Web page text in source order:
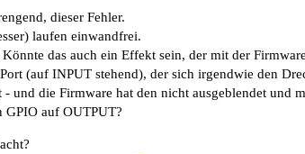
dieser Fehler.
laufen einwandfrei.
das auch ein Effekt sein, der mit der
(auf INPUT stehend), der sich irgendwie den
- und die Firmware hat den nicht ausgeblendet und
GPIO auf OUTPUT?